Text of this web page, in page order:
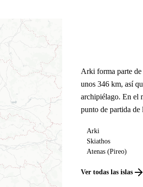
Arki forma parte
unos 346 km, así
archipiélago. En el
punto de partida de
Arki
Skiathos
Atenas (Pireo)
Ver todas las islas